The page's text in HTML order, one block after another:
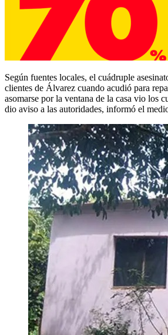
Según fuentes locales, el cuádruple
clientes de Álvarez cuando acudió para
asomarse por la ventana de la casa vio los
dio aviso a las autoridades, informó el